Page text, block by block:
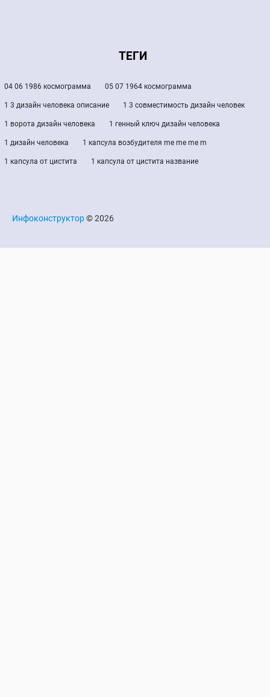
ТЕГИ
04 06 1986 космограмма 05 07 1964 космограмма
1 3 дизайн человека описание 1 3 совместимость дизайн человек
1 ворота дизайн человека 1 генный ключ дизайн человека
1 дизайн человека 1 капсула возбудителя me me me m
1 капсула от цистита 1 капсула от цистита название
Инфоконструктор© 2026